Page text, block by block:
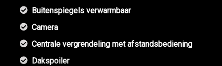
Buitenspiegels verwarmbaar
Camera
Centrale vergrendeling met afstandsbediening
Dakspoiler